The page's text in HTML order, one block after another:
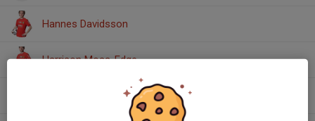
Hannes Davidsson
Harrison Moss-Edge
, Herrjunior